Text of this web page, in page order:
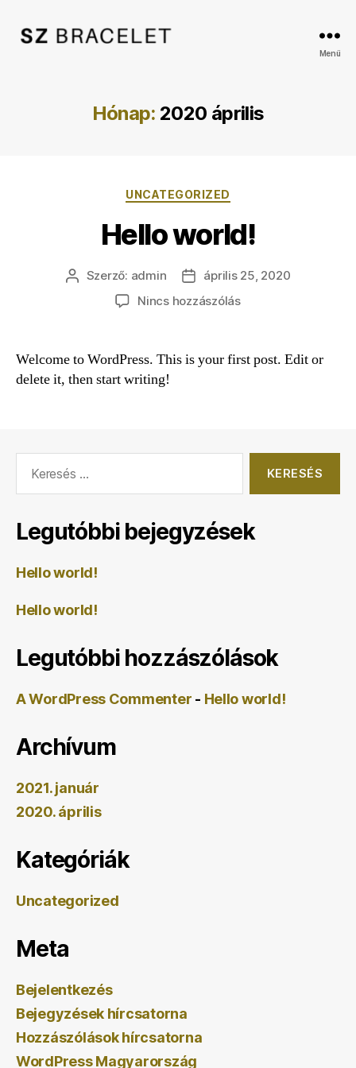
Menü
Hónap: 2020 április
Kategóriák
UNCATEGORIZED
Hello world!
Bejegyzés
szerzője
Szerző: admin
Bejegyzés
dátuma
április 25, 2020
Nincs hozzászólása(z)
bejegyzéshez
Welcome to WordPress. This is your first post. Edit or
delete it, then start writing!
Legutóbbi bejegyzések
Hello world!
Hello world!
Legutóbbi hozzászólások
A WordPress Commenter - Hello world!
Archívum
2021. január
2020. április
Kategóriák
Uncategorized
Meta
Bejelentkezés
Bejegyzések hírcsatorna
Hozzászólások hírcsatorna
WordPress Magyarország